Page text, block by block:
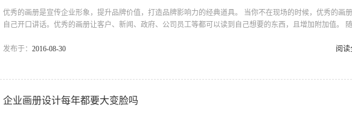
优秀的画册是宣传企业形象，提升品牌价值，打造品牌影响力的经典道具。 当你不在现场的时候，优秀的画
自己开口讲话。优秀的画册让客户、新闻、政府、公司员工等都可以读到自己想要的东西，且增加附加值。
件好事，但是许多企业为了通过画册形式的攀比来展示自身实力，企业画册做得越来越厚——少则几十页，
发布于： 2016-08-30 阅读
企业画册设计每年都要大变脸吗